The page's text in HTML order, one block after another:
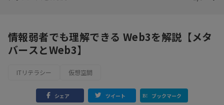
情報弱者でも理解できる Web3を解説【メタ
バースとWeb3】
ITリテラシー 仮想空間
シェア ツイート ブックマーク